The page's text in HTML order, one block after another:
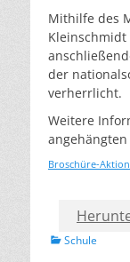
Mithilfe des
der
verherrlicht.
Weitere
Broschüre-
Kategorien
Schule